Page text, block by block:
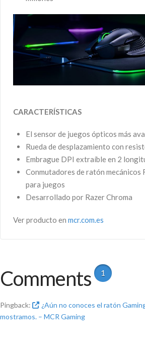
CARACTERÍSTICAS
El sensor de juegos ópticos más
Rueda de desplazamiento con
Embrague DPI extraíble en 2
Conmutadores de ratón mecánicos
para juegos
Desarrollado por Razer Chroma
Ver producto en mcr.com.es
Comments 1
Pingback:
¿Aún no conoces el ratón
mostramos. – MCR Gaming